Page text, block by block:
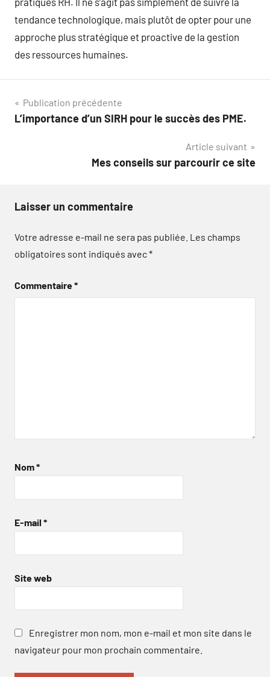
tendance technologique, mais plutôt de opter pour une
approche plus stratégique et proactive de la gestion
des ressources humaines.
Navigation
de
Publication précédente
L’importance d’un SIRH pour le succès des PME.
Article suivant
Mes conseils sur parcourir ce site
Laisser un commentaire
Votre adresse e-mail ne sera pas publiée. Les champs
obligatoires sont indiqués avec*
Commentaire*
Nom*
E-mail *
Site web
Enregistrer mon nom, mon e-mail et mon site dans le
navigateur pour mon prochain commentaire.